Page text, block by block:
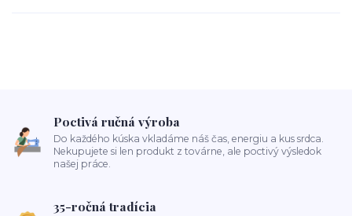
Poctivá ručná výroba
Do každého kúska vkladáme náš čas, energiu a kus srdca.
Nekupujete si len produkt z továrne, ale poctivý výsledok
našej práce.
35-ročná tradícia